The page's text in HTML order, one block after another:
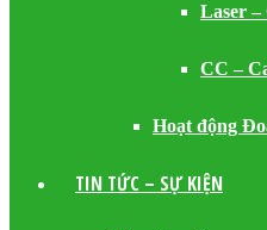
Laser –
CC –
Hoạt động
TIN TỨC – SỰ KIỆN